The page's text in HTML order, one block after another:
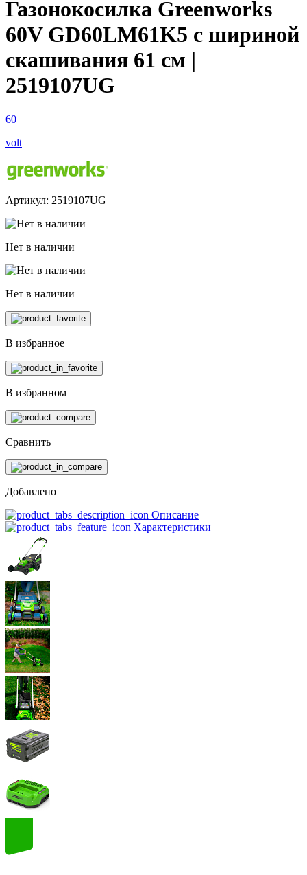
Газонокосилка Greenworks
60V GD60LM61K5 с шириной
скашивания 61 см |
2519107UG
60
volt
Артикул: 2519107UG
Нет в наличии
Нет в наличии
В избранное
В избранном
Сравнить
Добавлено
Описание
Характеристики